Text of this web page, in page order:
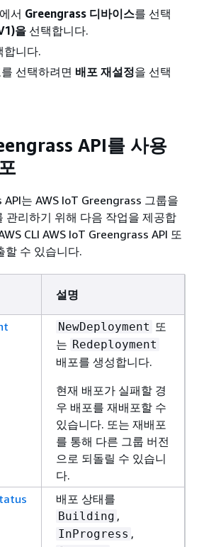
서 Greengrass 디바이스를 선택
을선택합니다.
합니다.
선택하려면 배포 재설정을 선택
API를 사용
는 AWS IoT Greengrass 그룹을
관리하기 위해 다음 작업을 제공합
CLI AWS IoT Greengrass API 또
할 수 있습니다.
설명
NewDeployment 또
는 Redeployment
배포를 생성합니다.
현재 배포가 실패할 경
우 배포를 재배포할 수
있습니다. 또는 재배포
를 통해 다른 그룹 버전
으로 되돌릴 수 있습니
다.
배포 상태를
Building ,
InProgress ,